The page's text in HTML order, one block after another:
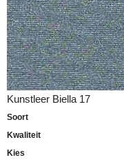
Kunstleer Biella 17
Soort
Kwaliteit
Kies